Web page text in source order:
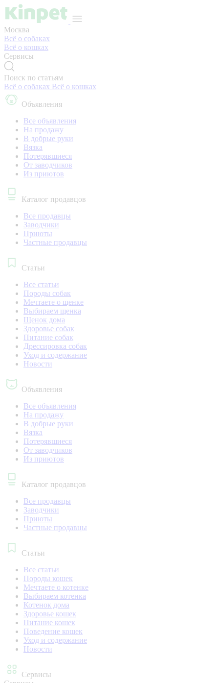
Москва
Всё о собаках
Всё о кошках
Сервисы
Поиск по статьям
Всё о собаках Всё о кошках
Объявления
Все объявления
На продажу
В добрые руки
Вязка
Потерявшиеся
От заводчиков
Из приютов
Каталог продавцов
Все продавцы
Заводчики
Приюты
Частные продавцы
Статьи
Все статьи
Породы собак
Мечтаете о щенке
Выбираем щенка
Щенок дома
Здоровье собак
Питание собак
Дрессировка собак
Уход и содержание
Новости
Объявления
Все объявления
На продажу
В добрые руки
Вязка
Потерявшиеся
От заводчиков
Из приютов
Каталог продавцов
Все продавцы
Заводчики
Приюты
Частные продавцы
Статьи
Все статьи
Породы кошек
Мечтаете о котенке
Выбираем котенка
Котенок дома
Здоровье кошек
Питание кошек
Поведение кошек
Уход и содержание
Новости
Сервисы